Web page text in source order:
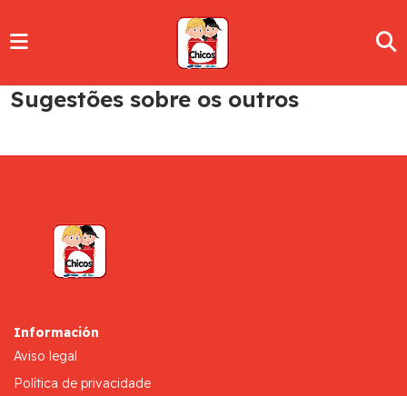
Sugestões sobre os outros
Información
Aviso legal
Política de privacidade